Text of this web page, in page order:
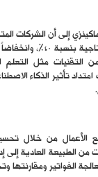
إلى أن الشركات
مثل التعلم
تأثير الذكاء
من خلال
من الطبيعة العادية
الفواتير ومقارنتها